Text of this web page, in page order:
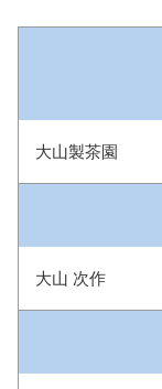
大山製茶園
大山 次作